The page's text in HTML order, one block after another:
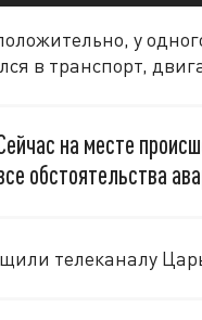
у
в транспорт,
на месте
обстоятельства
телеканалу